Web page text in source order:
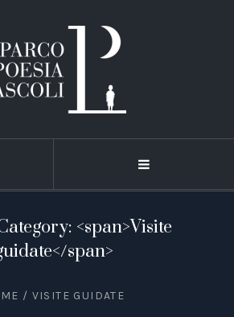
<span>Visite
span>
/ VISITE GUIDATE